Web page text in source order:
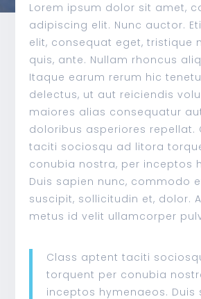
Lorem ipsum dolor sit amet,
adipiscing elit. Nunc auctor.
elit, consequat eget, tristique
quis, ante. Nullam rhoncus
Itaque earum rerum hic
delectus, ut aut reiciendis
maiores alias consequatur
doloribus asperiores repellat.
taciti sociosqu ad litora
conubia nostra, per inceptos
Duis sapien nunc, commodo
suscipit, sollicitudin et, dolor.
metus id velit ullamcorper
Class aptent taciti
torquent per conubia
inceptos hymenaeos. Duis